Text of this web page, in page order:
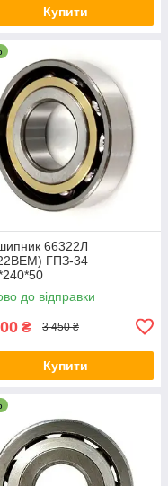
Купити
66322Л
ГПЗ-34
до відправки
₴ 3 450 ₴
Купити